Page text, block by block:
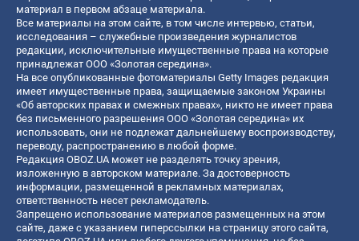
материал в первом абзаце материала.
Все материалы на этом сайте, в том числе интервью, статьи,
исследования – служебные произведения журналистов
редакции, исключительные имущественные права на которые
принадлежат ООО «Золотая середина».
На все опубликованные фотоматериалы Getty Images редакция
имеет имущественные права, защищаемые законом Украины
«Об авторских правах и смежных правах», никто не имеет права
без письменного разрешения ООО «Золотая середина» их
использовать, они не подлежат дальнейшему воспроизводству,
переводу, распространению в любой форме.
Редакция OBOZ.UA может не разделять точку зрения,
изложенную в авторском материале. За достоверность
информации, размещенной в рекламных материалах,
ответственность несет рекламодатель.
Запрещено использование материалов размещенных на этом
сайте, даже с указанием гиперссылки на страницу этого сайта,